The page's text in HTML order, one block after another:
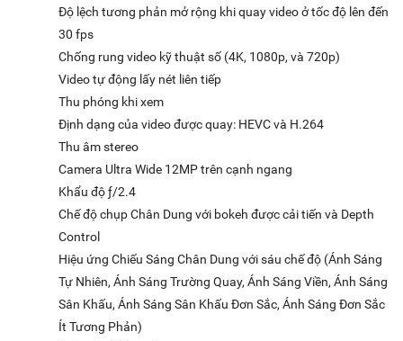
Độ lệch tương phản mở rộng khi quay video ở tốc độ lên đến
30 fps
Chống rung video kỹ thuật số (4K, 1080p, và 720p)
Video tự động lấy nét liên tiếp
Thu phóng khi xem
Định dạng của video được quay: HEVC và H.264
Thu âm stereo
Camera Ultra Wide 12MP trên cạnh ngang
Khẩu độ ƒ/2.4
Chế độ chụp Chân Dung với bokeh được cải tiến và Depth
Control
Hiệu ứng Chiếu Sáng Chân Dung với sáu chế độ (Ánh Sáng
Tự Nhiên, Ánh Sáng Trường Quay, Ánh Sáng Viền, Ánh Sáng
Sân Khấu, Ánh Sáng Sân Khấu Đơn Sắc, Ánh Sáng Đơn Sắc
Ít Tương Phản)